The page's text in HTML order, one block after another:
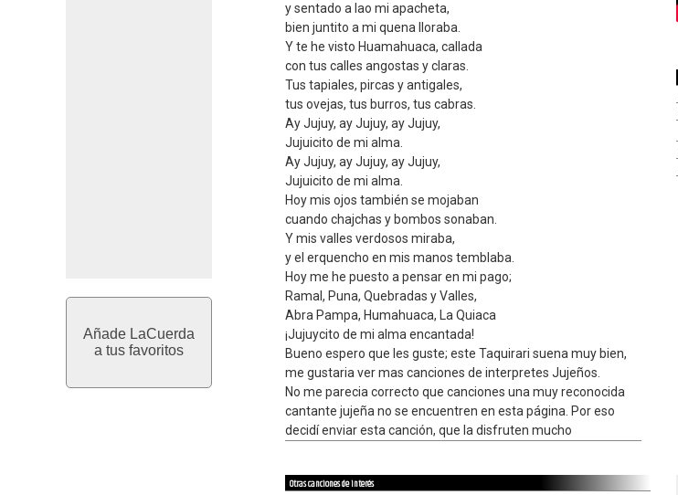
Añade LaCuerda
a tus favoritos
y sentado a lao mi apacheta,
bien juntito a mi quena lloraba.
Y te he visto Huamahuaca, callada
con tus calles angostas y claras.
Tus tapiales, pircas y antigales,
tus ovejas, tus burros, tus cabras.
Ay Jujuy, ay Jujuy, ay Jujuy,
Jujuicito de mi alma.
Ay Jujuy, ay Jujuy, ay Jujuy,
Jujuicito de mi alma.
Hoy mis ojos también se mojaban
cuando chajchas y bombos sonaban.
Y mis valles verdosos miraba,
y el erquencho en mis manos temblaba.
Hoy me he puesto a pensar en mi pago;
Ramal, Puna, Quebradas y Valles,
Abra Pampa, Humahuaca, La Quiaca
¡Jujuycito de mi alma encantada!
Bueno espero que les guste; este Taquirari suena muy bien,
me gustaria ver mas canciones de interpretes Jujeños.
No me parecia correcto que canciones una muy reconocida
cantante jujeña no se encuentren en esta página. Por eso
decidí enviar esta canción, que la disfruten mucho
Otras canciones de interés